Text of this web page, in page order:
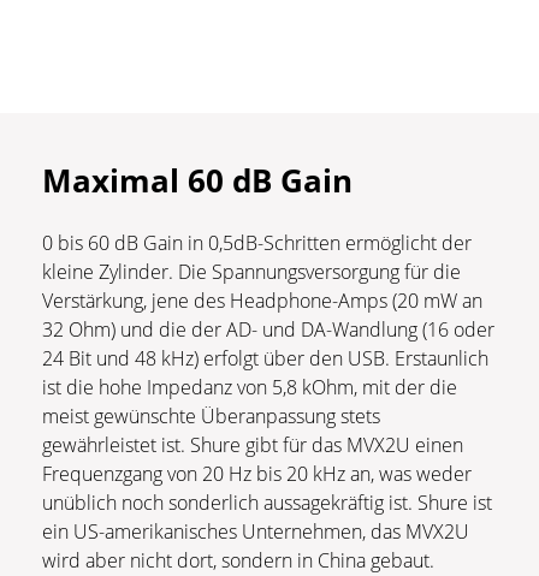
Maximal 60 dB Gain
0 bis 60 dB Gain in 0,5dB-Schritten ermöglicht der
kleine Zylinder. Die Spannungsversorgung für die
Verstärkung, jene des Headphone-Amps (20 mW an
32 Ohm) und die der AD- und DA-Wandlung (16 oder
24 Bit und 48 kHz) erfolgt über den USB. Erstaunlich
ist die hohe Impedanz von 5,8 kOhm, mit der die
meist gewünschte Überanpassung stets
gewährleistet ist. Shure gibt für das MVX2U einen
Frequenzgang von 20 Hz bis 20 kHz an, was weder
unüblich noch sonderlich aussagekräftig ist. Shure ist
ein US-amerikanisches Unternehmen, das MVX2U
wird aber nicht dort, sondern in China gebaut.